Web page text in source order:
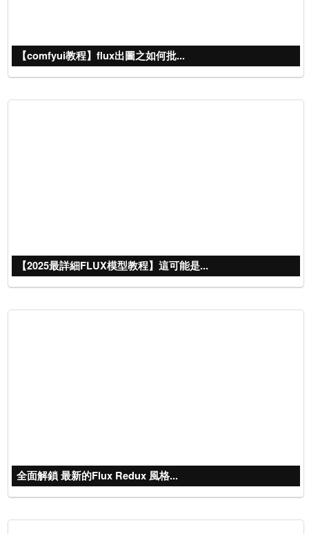
【comfyui教程】flux出圖之如何批...
【2025最詳細FLUX模型教程】這可能是...
全面解鎖 最新的Flux Redux 風格...